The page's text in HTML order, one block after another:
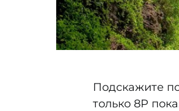
Подскажите
только 8P